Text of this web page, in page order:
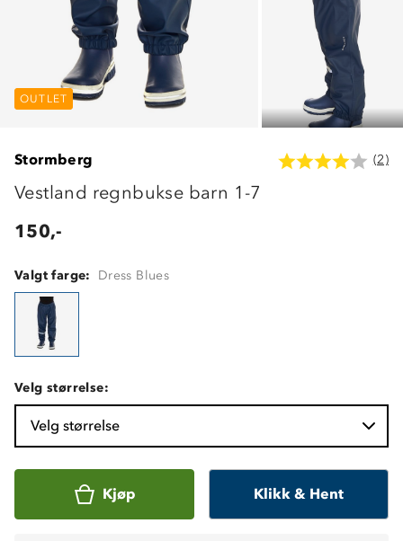
OUTLET OUTLET
OUTLET
Stormberg (2)
Vestland regnbukse barn 1-7
150,-
Valgt farge: Dress Blues
Velg størrelse:
Velg størrelse
Kjøp Klikk & Hent